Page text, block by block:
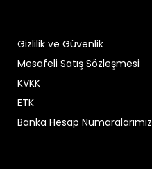
sıkça tercih edilir.
hareket etmeyi
Gizlilik ve Güvenlik
Mesafeli Satış Sözleşmesi
KVKK
ETK
Banka Hesap Numaralarımız